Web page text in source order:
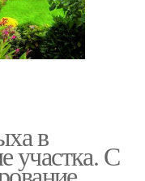
в
участка. С